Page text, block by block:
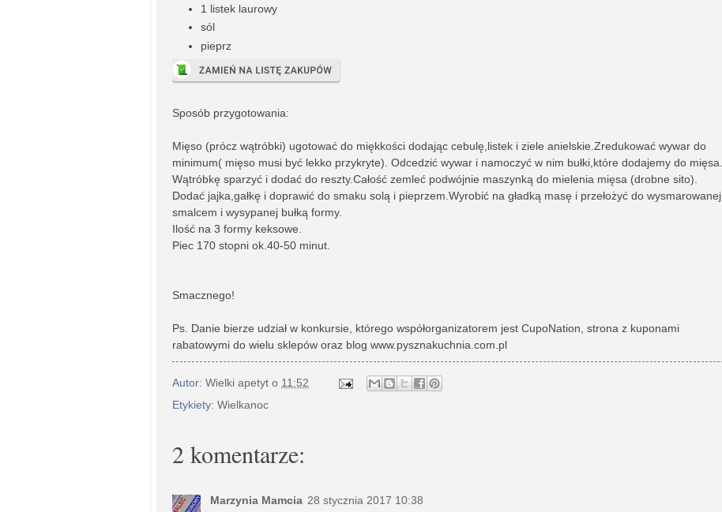
1 listek laurowy
sól
pieprz
Sposób przygotowania:
Mięso (prócz wątróbki) ugotować do miękkości dodając cebulę,listek i ziele anielskie.Zredukować wywar do
minimum( mięso musi być lekko przykryte). Odcedzić wywar i namoczyć w nim bułki,które dodajemy do mięsa.
Wątróbkę sparzyć i dodać do reszty.Całość zemleć podwójnie maszynką do mielenia mięsa (drobne sito).
Dodać jajka,gałkę i doprawić do smaku solą i pieprzem.Wyrobić na gładką masę i przełożyć do wysmarowanej
smalcem i wysypanej bułką formy.
Ilość na 3 formy keksowe.
Piec 170 stopni ok.40-50 minut.
Smacznego!
Ps. Danie bierze udział w konkursie, którego współorganizatorem jest CupoNation, strona z kuponami
rabatowymi do wielu sklepów oraz blog www.pysznakuchnia.com.pl
Autor: Wielki apetyt o 11:52
Etykiety: Wielkanoc
2 komentarze:
Marzynia Mamcia 28 stycznia 2017 10:38